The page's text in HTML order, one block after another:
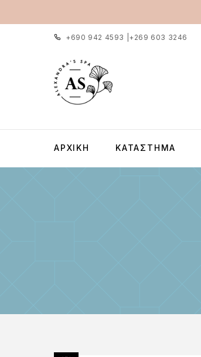
+690 942 4593 +269 603 3246
ΑΡΧΙΚΉ ΚΑΤΆΣΤΗΜΑ